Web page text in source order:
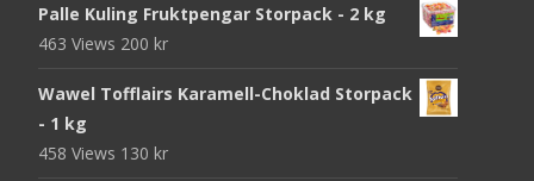
Palle Kuling Fruktpengar Storpack - 2 kg
463 Views 200 kr
Wawel Tofflairs Karamell-Choklad Storpack
- 1 kg
458 Views 130 kr